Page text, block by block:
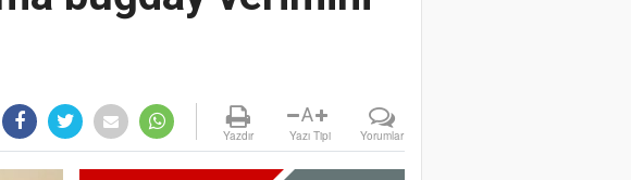
Yazdır
A
Yazı Tipi Yorumlar